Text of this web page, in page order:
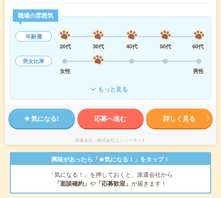
職場の雰囲気
年齢層
20代
30代 40代 50代
60代
男女比率
女性
男性
もっと見る
気になる! 応募へ進む 詳しく見る
派遣会社 株式会社ニッソーネット
興味があったら「★気になる！」をタップ！
「気になる！」を押しておくと、派遣会社から
「面談確約」 や 「応募歓迎」 が届きます！